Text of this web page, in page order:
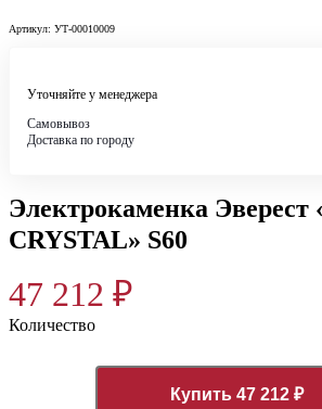
Артикул: УТ-00010009
Уточняйте у менеджера
Самовывоз
Доставка по городу
Электрокаменка Эверест
CRYSTAL» S60
47 212 ₽
Количество
Купить 47 212 ₽